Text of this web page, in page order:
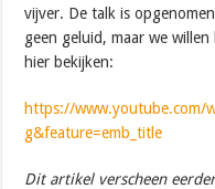
vijver. De talk is
geen geluid, maar we
hier bekijken:
https://www.youtube.com/
g&feature=emb_title
Dit artikel verscheen